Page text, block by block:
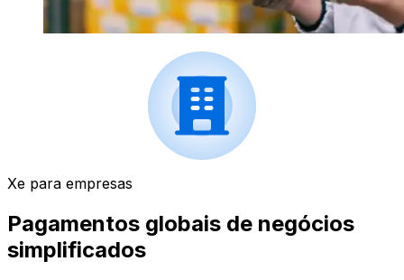
Xe para empresas
Pagamentos globais de negócios
simplificados